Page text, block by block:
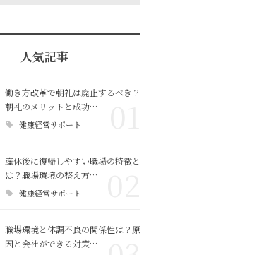
人気記事
働き方改革で朝礼は廃止するべき？
朝礼のメリットと成功…
健康経営サポート
産休後に復帰しやすい職場の特徴と
は？職場環境の整え方…
健康経営サポート
職場環境と体調不良の関係性は？原
因と会社ができる対策…